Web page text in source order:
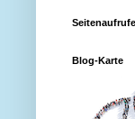
Blog-Karte